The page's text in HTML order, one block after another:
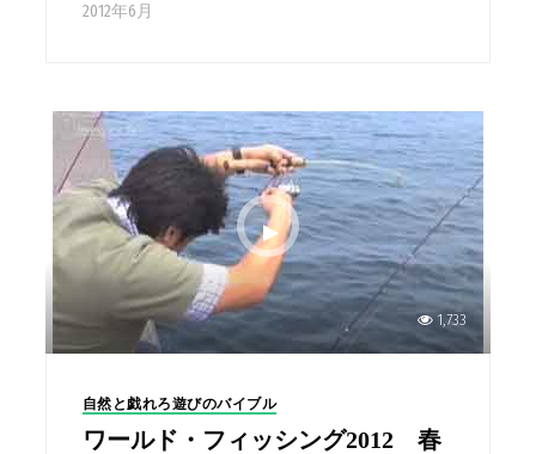
2012年6月
1,733
自然と戯れろ遊びのバイブル
ワールド・フィッシング2012 春